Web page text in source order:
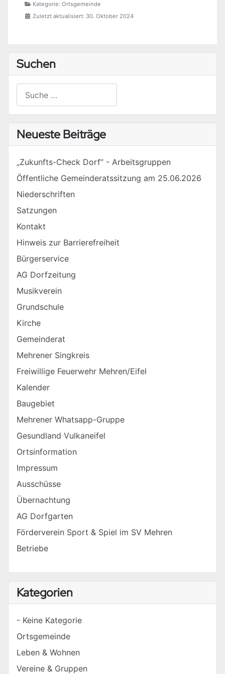
Kategorie: Ortsgemeinde
Zuletzt aktualisiert: 30. Oktober 2024
Suchen
Type 2 or more characters for results.
Neueste Beiträge
„Zukunfts-Check Dorf“ - Arbeitsgruppen
Öffentliche Gemeinderatssitzung am 25.06.2026
Niederschriften
Satzungen
Kontakt
Hinweis zur Barrierefreiheit
Bürgerservice
AG Dorfzeitung
Musikverein
Grundschule
Kirche
Gemeinderat
Mehrener Singkreis
Freiwillige Feuerwehr Mehren/Eifel
Kalender
Baugebiet
Mehrener Whatsapp-Gruppe
Gesundland Vulkaneifel
Ortsinformation
Impressum
Ausschüsse
Übernachtung
AG Dorfgarten
Förderverein Sport & Spiel im SV Mehren
Betriebe
Kategorien
- Keine Kategorie
Ortsgemeinde
Leben & Wohnen
Vereine & Gruppen